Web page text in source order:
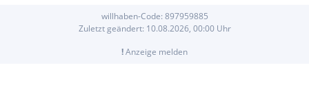
willhaben-Code: 897959885
Zuletzt geändert: 10.08.2026, 00:00Uhr
!Anzeige melden